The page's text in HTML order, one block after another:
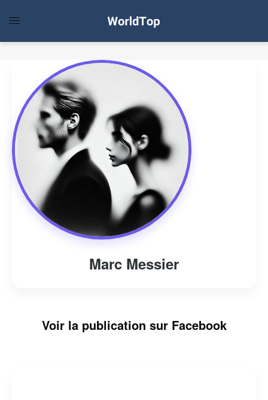
Marc Messier
Voir la publication sur Facebook